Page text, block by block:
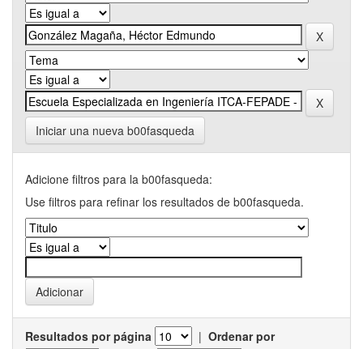
Iniciar una nueva b00fasqueda
Adicione filtros para la b00fasqueda:
Use filtros para refinar los resultados de b00fasqueda.
Resultados por página | Ordenar por